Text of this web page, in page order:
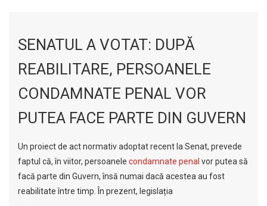
SENATUL A VOTAT: DUPĂ
REABILITARE, PERSOANELE
CONDAMNATE PENAL VOR
PUTEA FACE PARTE DIN GUVERN
Un proiect de act normativ adoptat recent la Senat, prevede
faptul că, în viitor, persoanele condamnate penal vor putea să
facă parte din Guvern, însă numai dacă acestea au fost
reabilitate între timp. În prezent, legislația